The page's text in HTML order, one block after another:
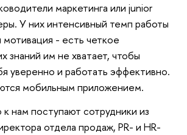
маркетинга или junior
У них интенсивный темп работы
мотивация - есть четкое
знаний им не хватает, чтобы
уверенно и работать эффективно.
мобильным приложением.
нам поступают сотрудники из
отдела продаж, PR- и HR-